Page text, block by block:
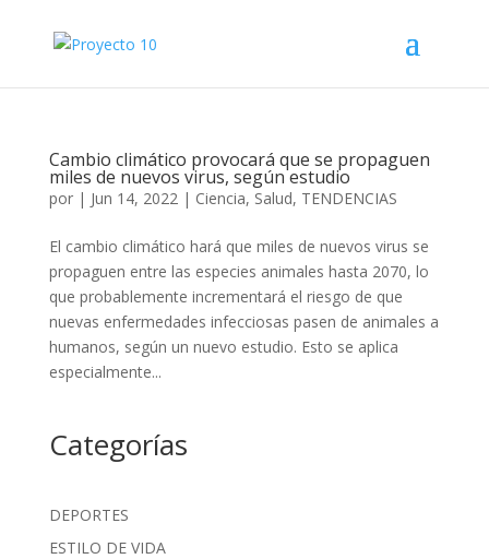
Cambio climático provocará que se propaguen
miles de nuevos virus, según estudio
por | Jun 14, 2022| Ciencia, Salud, TENDENCIAS
El cambio climático hará que miles de nuevos virus se
propaguen entre las especies animales hasta 2070, lo
que probablemente incrementará el riesgo de que
nuevas enfermedades infecciosas pasen de animales a
humanos, según un nuevo estudio. Esto se aplica
especialmente...
Categorías
DEPORTES
ESTILO DE VIDA